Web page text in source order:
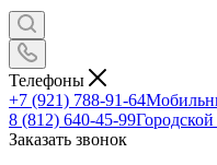
Телефоны
+7 (921) 788-91-64
8 (812) 640-45-99
Заказать звонок